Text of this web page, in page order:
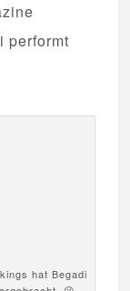
performt
hat Begadi